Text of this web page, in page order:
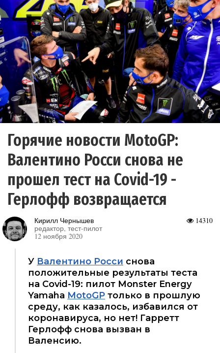
Горячие новости MotoGP:
Валентино Росси снова не
прошел тест на Covid-19 -
Герлофф возвращается
14310
Кирилл Чернышев
редактор, тест-пилот
12 ноября 2020
У Валентино Росси снова
положительные результаты теста
на Covid-19: пилот Monster Energy
Yamaha MotoGP только в прошлую
среду, как казалось, избавился от
коронавируса, но нет! Гарретт
Герлофф снова вызван в
Валенсию.